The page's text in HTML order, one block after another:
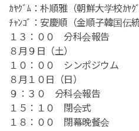
ｶﾔｸﾞﾑ：朴順雅（朝鮮大学校ｶﾔｸ
ﾁｬﾝｺﾞ：安慶順（金順子韓国伝
１３：００ 分科会報告
８月９日（土）
１０：００ シンポジウム
８月１０日（日）
９：３０ 分科会報告
１５：１０ 閉会式
１８：００ 閉幕晩餐会